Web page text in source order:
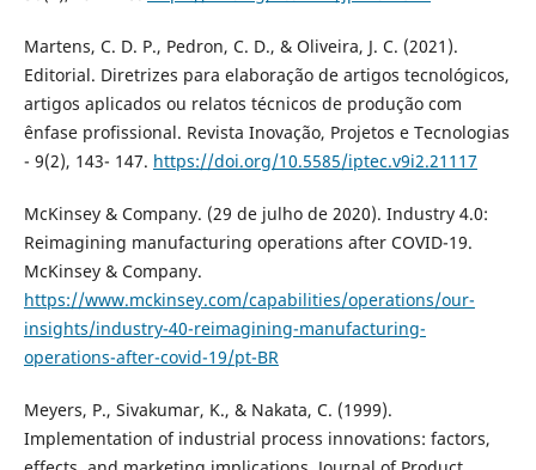
Martens, C. D. P., Pedron, C. D., & Oliveira, J. C. (2021).
Editorial. Diretrizes para elaboração de artigos tecnológicos,
artigos aplicados ou relatos técnicos de produção com
ênfase profissional. Revista Inovação, Projetos e Tecnologias
- 9(2), 143- 147. https://doi.org/10.5585/iptec.v9i2.21117
McKinsey & Company. (29 de julho de 2020). Industry 4.0:
Reimagining manufacturing operations after COVID-19.
McKinsey & Company.
https://www.mckinsey.com/capabilities/operations/our-
insights/industry-40-reimagining-manufacturing-
operations-after-covid-19/pt-BR
Meyers, P., Sivakumar, K., & Nakata, C. (1999).
Implementation of industrial process innovations: factors,